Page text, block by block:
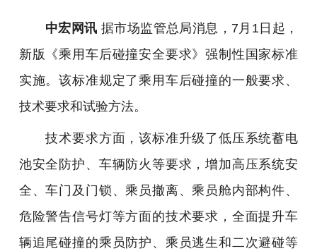
地方发展
中宏网讯 据市场监管总局消息，7月1日起，
新版《乘用车后碰撞安全要求》强制性国家标准
实施。该标准规定了乘用车后碰撞的一般要求、
技术要求和试验方法。
技术要求方面，该标准升级了低压系统蓄电
池安全防护、车辆防火等要求，增加高压系统安
全、车门及门锁、乘员撤离、乘员舱内部构件、
危险警告信号灯等方面的技术要求，全面提升车
辆追尾碰撞的乘员防护、乘员逃生和二次避碰等